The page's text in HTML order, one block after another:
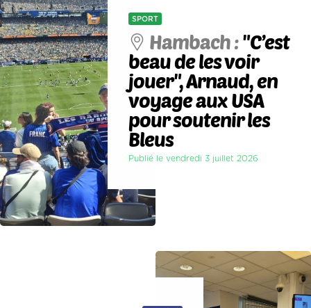
SPORT
Hambach :"C’est
beau de les voir
jouer", Arnaud, en
voyage aux USA
pour soutenir les
Bleus
Publié le vendredi 3 juillet 2026